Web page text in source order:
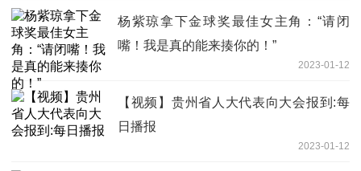
杨紫琼拿下金球奖最佳女主角：“请闭
嘴！我是真的能来揍你的！”
2023-01-12
【视频】贵州省人大代表向大会报到:每
日播报
2023-01-12